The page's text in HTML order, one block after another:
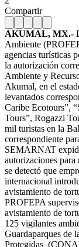
Compartir
AKUMAL, MX.-
Ambiente
agencias turísticas
la autorización
Ambiente y
Akumal, en el
levantados
Caribe Ecotours”,
Tours”, Rogazzi
mil turistas en la
correspondiente
SEMARNAT
autorizaciones
se detectó que
internacional
avistamiento de
PROFEPA
avistamiento de
125 vigilantes
Guardaparques de
Protegidas